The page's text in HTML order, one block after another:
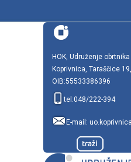
HOK, Udruženje
Koprivnica, Taraščice
OIB:55533386396
tel:048/222-394
E-mail: